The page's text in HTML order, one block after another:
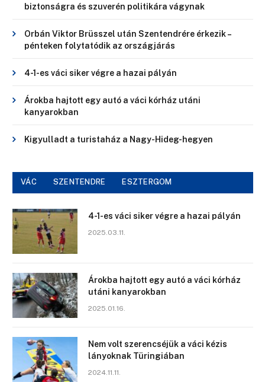
biztonságra és szuverén politikára vágynak
Orbán Viktor Brüsszel után Szentendrére érkezik –
pénteken folytatódik az országjárás
4-1-es váci siker végre a hazai pályán
Árokba hajtott egy autó a váci kórház utáni
kanyarokban
Kigyulladt a turistaház a Nagy-Hideg-hegyen
VÁC SZENTENDRE ESZTERGOM
4-1-es váci siker végre a hazai pályán
2025.03.11.
Árokba hajtott egy autó a váci kórház
utáni kanyarokban
2025.01.16.
Nem volt szerencséjük a váci kézis
lányoknak Türingiában
2024.11.11.